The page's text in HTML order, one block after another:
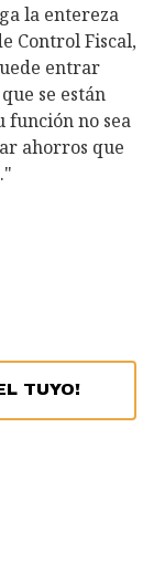
la entereza
Control Fiscal,
entrar
se están
función no sea
ahorros que
TUYO!